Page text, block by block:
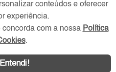
por
Sociais
conteúdos e oferecer
experiência.
com a nossa Política
.